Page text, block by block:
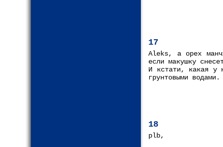
17
Aleks, а орех
если макушку
И кстати, какая у
грунтовыми водами.
18
plb,